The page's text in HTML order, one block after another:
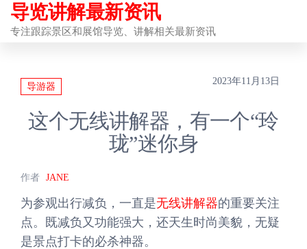
前
往
导览讲解最新资讯
专注跟踪景区和展馆导览、讲解相关最新资讯
导游器
2023年11月13日
这个无线讲解器，有一个“玲
珑”迷你身
作者 JANE
为参观出行减负，一直是无线讲解器的重要关注
点。既减负又功能强大，还天生时尚美貌，无疑
是景点打卡的必杀神器。